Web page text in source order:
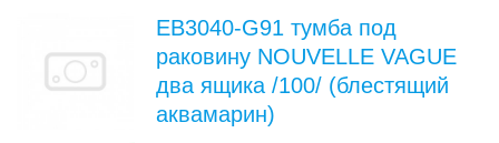
EB3040-G91 тумба под
раковину NOUVELLE VAGUE
два ящика /100/ (блестящий
аквамарин)